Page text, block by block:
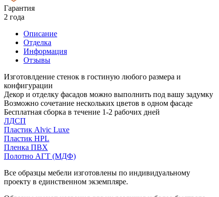
Гарантия
2 года
Описание
Отделка
Информация
Отзывы
Изготовлдение стенок в гостиную любого размера и
конфигурации
Декор и отделку фасадов можно выполнить под вашу задумку
Возможно сочетание нескольких цветов в одном фасаде
Бесплатная сборка в течение 1-2 рабочих дней
ЛДСП
Пластик Alvic Luxe
Пластик HPL
Пленка ПВХ
Полотно АГТ (МДФ)
Все образцы мебели изготовлены по индивидуальному
проекту в единственном экземпляре.